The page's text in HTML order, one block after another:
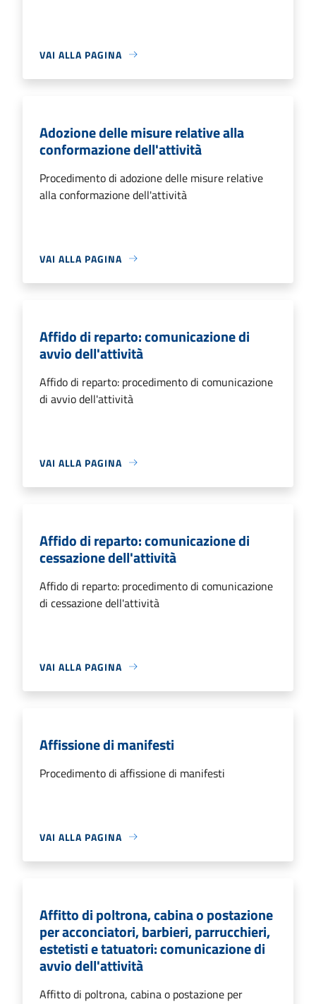
VAI ALLA PAGINA
Adozione delle misure relative alla
conformazione dell'attività
Procedimento di adozione delle misure relative
alla conformazione dell'attività
VAI ALLA PAGINA
Affido di reparto: comunicazione di
avvio dell'attività
Affido di reparto: procedimento di comunicazione
di avvio dell'attività
VAI ALLA PAGINA
Affido di reparto: comunicazione di
cessazione dell'attività
Affido di reparto: procedimento di comunicazione
di cessazione dell'attività
VAI ALLA PAGINA
Affissione di manifesti
Procedimento di affissione di manifesti
VAI ALLA PAGINA
Affitto di poltrona, cabina o postazione
per acconciatori, barbieri, parrucchieri,
estetisti e tatuatori: comunicazione di
avvio dell'attività
Affitto di poltrona, cabina o postazione per